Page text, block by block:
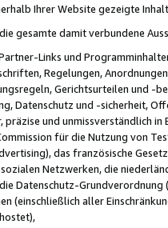
Ihrer Website gezeigte
gesamte damit verbundene
Links und
Regelungen,
Gerichtsurteilen und -
Datenschutz und -sicherheit,
präzise und unmissverständlich
für die Nutzung von
das französische
sozialen Netzwerken, die
Datenschutz-
(einschließlich aller